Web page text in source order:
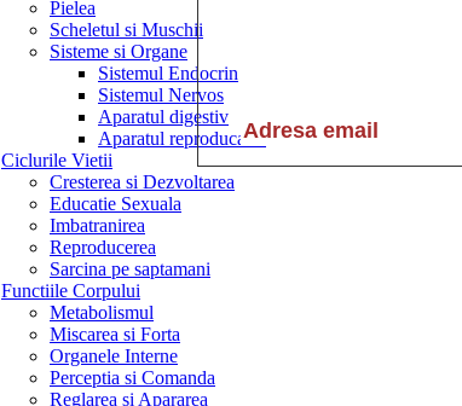
Pielea
Scheletul si Muschii
Sisteme si Organe
Sistemul Endocrin
Sistemul Nervos
Aparatul digestiv
Aparatul reproducator
Ciclurile Vietii
Cresterea si Dezvoltarea
Educatie Sexuala
Imbatranirea
Reproducerea
Sarcina pe saptamani
Functiile Corpului
Metabolismul
Miscarea si Forta
Organele Interne
Perceptia si Comanda
Reglarea si Apararea